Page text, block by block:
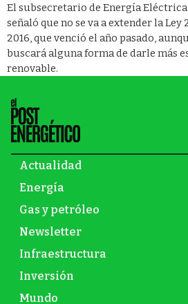
El subsecretario de Energía
señaló que no se va a extender la Ley
2016, que venció el año pasado,
buscará alguna forma de darle más
renovable.
Actualidad
Energía
Gas y petróleo
Newsletter
Infraestructura
Inversión
Mundo